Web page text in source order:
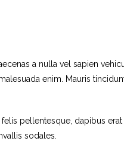
a nulla vel sapien
enim. Mauris
pellentesque, dapibus
sodales.